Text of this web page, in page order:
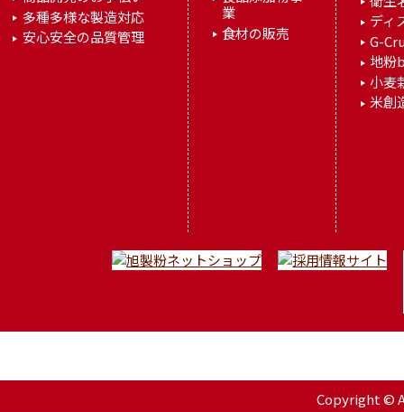
多種多様な製造対応
安心安全の品質管理
業
食材の販売
ディ
G-
地粉
小麦
米創
Copyright ©